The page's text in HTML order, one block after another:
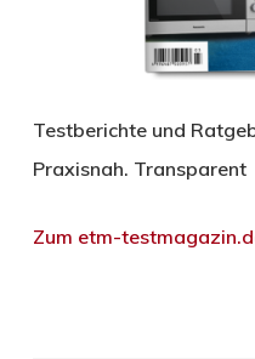
Testberichte und
Praxisnah. Transparent
Zum etm-